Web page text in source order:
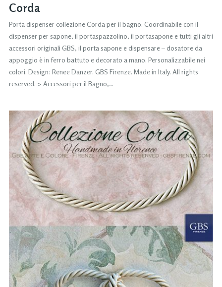
Corda
Porta dispenser collezione Corda per il bagno. Coordinabile con il
dispenser per sapone, il portaspazzolino, il portasapone e tutti gli altri
accessori originali GBS, il porta sapone e dispensare – dosatore da
appoggio è in ferro battuto e decorato a mano. Personalizzabile nei
colori. Design: Renee Danzer. GBS Firenze. Made in Italy. All rights
reserved. > Accessori per il Bagno,…